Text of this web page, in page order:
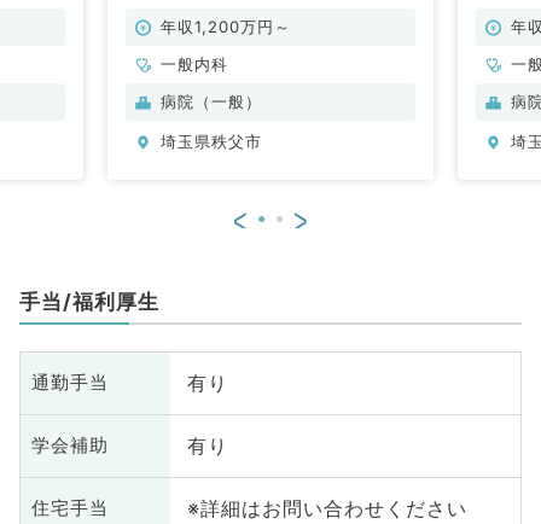
年収1,200万円～
一般内科
病院（一般）
埼玉県秩父市
年
一
病
埼
< >
手当/福利厚生
通勤手当 有り
学会補助 有り
住宅手当 ※詳細はお問い合わせください